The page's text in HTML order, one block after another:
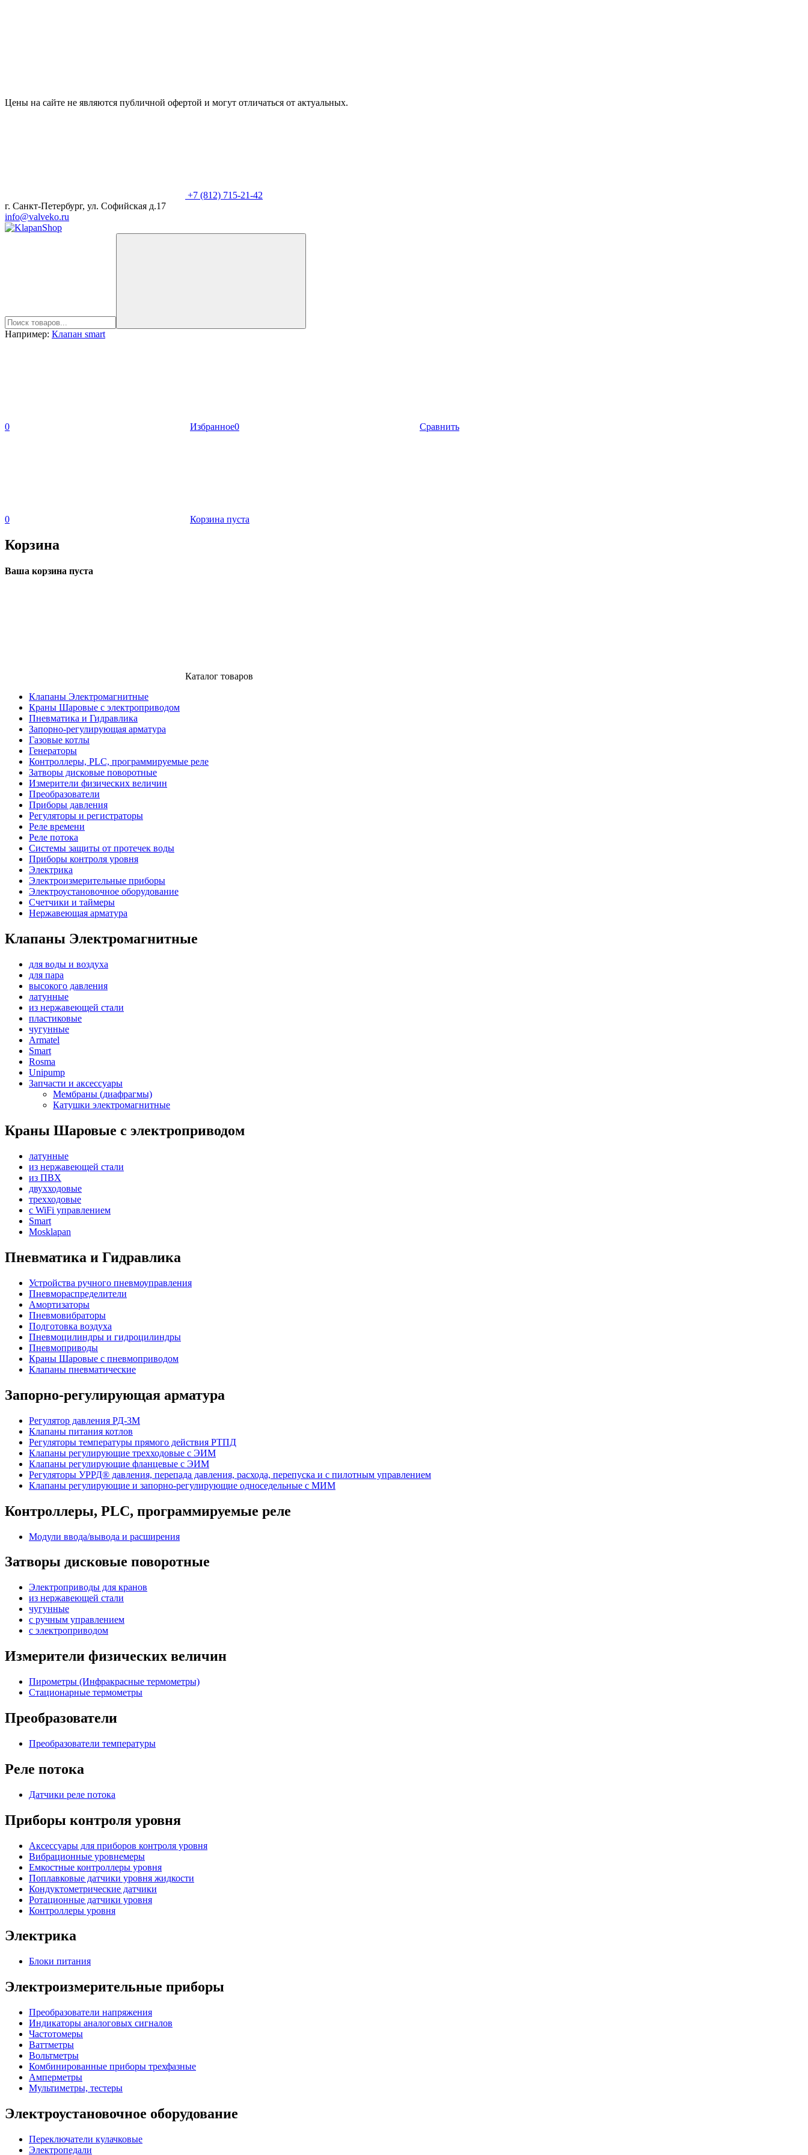
Цены на сайте не являются публичной офертой и могут отличаться от актуальных.
+7 (812) 715-21-42
г. Санкт-Петербург, ул. Софийская д.17
info@valveko.ru
Например: Клапан smart
0 Избранное0 Сравнить
0 Корзина пуста
Корзина
Ваша корзина пуста
Каталог товаров
Клапаны Электромагнитные
Краны Шаровые с электроприводом
Пневматика и Гидравлика
Запорно-регулирующая арматура
Газовые котлы
Генераторы
Контроллеры, PLС, программируемые реле
Затворы дисковые поворотные
Измерители физических величин
Преобразователи
Приборы давления
Регуляторы и регистраторы
Реле времени
Реле потока
Системы защиты от протечек воды
Приборы контроля уровня
Электрика
Электроизмерительные приборы
Электроустановочное оборудование
Счетчики и таймеры
Нержавеющая арматура
Клапаны Электромагнитные
для воды и воздуха
для пара
высокого давления
латунные
из нержавеющей стали
пластиковые
чугунные
Armatel
Smart
Rosma
Unipump
Запчасти и аксессуары
Мембраны (диафрагмы)
Катушки электромагнитные
Краны Шаровые с электроприводом
латунные
из нержавеющей стали
из ПВХ
двухходовые
трехходовые
с WiFi управлением
Smart
Mosklapan
Пневматика и Гидравлика
Устройства ручного пневмоуправления
Пневмораспределители
Амортизаторы
Пневмовибраторы
Подготовка воздуха
Пневмоцилиндры и гидроцилиндры
Пневмоприводы
Краны Шаровые с пневмоприводом
Клапаны пневматические
Запорно-регулирующая арматура
Регулятор давления РД-3М
Клапаны питания котлов
Регуляторы температуры прямого действия РТПД
Клапаны регулирующие трехходовые с ЭИМ
Клапаны регулирующие фланцевые с ЭИМ
Регуляторы УРРД® давления, перепада давления, расхода, перепуска и с пилотным управлением
Клапаны регулирующие и запорно-регулирующие односедельные с МИМ
Контроллеры, PLС, программируемые реле
Модули ввода/вывода и расширения
Затворы дисковые поворотные
Электроприводы для кранов
из нержавеющей стали
чугунные
с ручным управлением
c электроприводом
Измерители физических величин
Пирометры (Инфракрасные термометры)
Стационарные термометры
Преобразователи
Преобразователи температуры
Реле потока
Датчики реле потока
Приборы контроля уровня
Аксессуары для приборов контроля уровня
Вибрационные уровнемеры
Емкостные контроллеры уровня
Поплавковые датчики уровня жидкости
Кондуктометрические датчики
Ротационные датчики уровня
Контроллеры уровня
Электрика
Блоки питания
Электроизмерительные приборы
Преобразователи напряжения
Индикаторы аналоговых сигналов
Частотомеры
Ваттметры
Вольтметры
Комбинированные приборы трехфазные
Амперметры
Мультиметры, тестеры
Электроустановочное оборудование
Переключатели кулачковые
Электропедали